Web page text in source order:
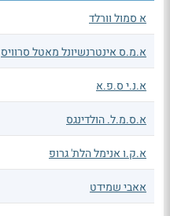
א סמול וורלד
א.מ.ס אינטרנשיונל מאטל סרוויס
א.נ.י ס.פ.א
א.ס.מ.ל. הולדינגס
א.ק.ו אנימל הלת' גרופ
אאבי שמידט